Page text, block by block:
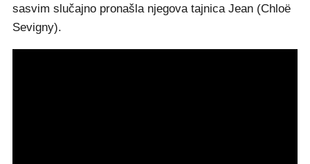
sasvim slučajno pronašla njegova tajnica Jean (Chloë
Sevigny).